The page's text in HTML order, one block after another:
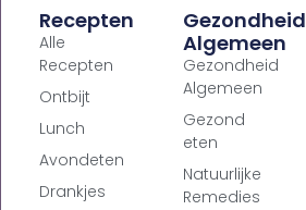
Recepten
Alle
Recepten
Ontbijt
Lunch
Avondeten
Drankjes
Gezondheid
Algemeen
Gezondheid
Algemeen
Gezond
eten
Natuurlijke
Remedies